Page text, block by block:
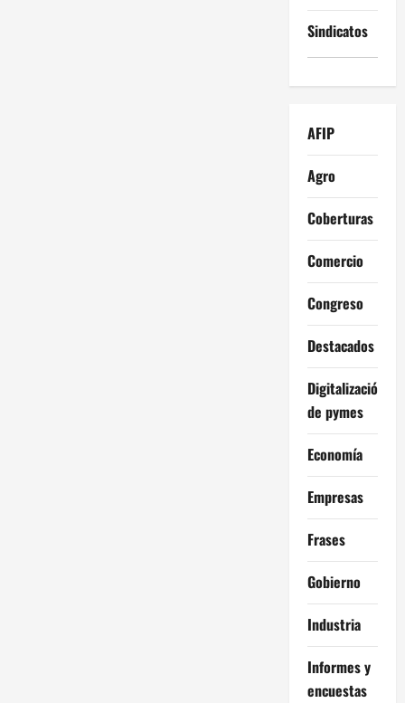
Sindicatos
AFIP
Agro
Coberturas
Comercio
Congreso
Destacados
Digitalización
de pymes
Economía
Empresas
Frases
Gobierno
Industria
Informes y
encuestas